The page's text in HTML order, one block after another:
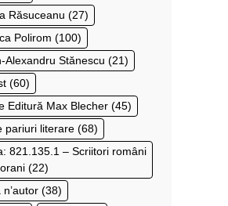
Răsuceanu (27)
Polirom (100)
Alexandru Stănescu (21)
(60)
Editură Max Blecher (45)
pariuri literare (68)
821.135.1 – Scriitori români
(22)
(38)